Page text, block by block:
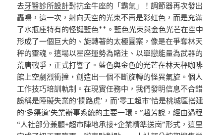
去牙醫診所設計對抗金牛座的「霸氣」！調節器再次發出
轟鳴，這一次，射向天空的光束不再是彩虹色，而是充滿
了水瓶座特有的怪誕藍色**。藍色光束與金色光芒在空中
形成了一個巨大的、旋轉著的太極圖案，像是在爭奪林天
秤的靈魂。這場以星座運勢為賭注、以單戀能量為武器的
荒唐戰爭，正式打響了。藍色與金色的光芒在林天秤咖啡
館上空劇烈衝撞，創造出一個不斷旋轉的怪異氣旋。個人
工作技巧培訓軌制。在現實任務中，我們發明信息不合錯
誤稱是障礙失業的‘攔路虎’，而‘零工超市’恰是桃城區搭建
的‘多渠道’失業辦事系統的主要一環。”趙芳說，經由過程
“人社部分兼顧+超市陣地承接+企業精準送崗”形式，這里